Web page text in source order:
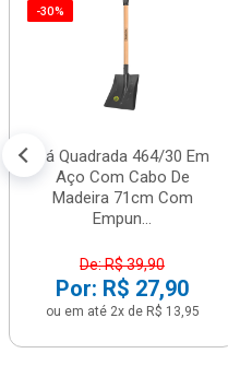
-30%
Pá Quadrada 464/30 Em
Aço Com Cabo De
Madeira 71cm Com
Empun...
De: R$ 39,90
Por: R$ 27,90
ou em até 2x de R$ 13,95